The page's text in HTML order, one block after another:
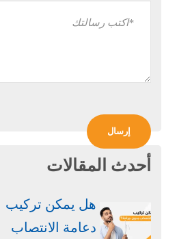
أحدث المقالات
هل يمكن تركيب
دعامة الانتصاب